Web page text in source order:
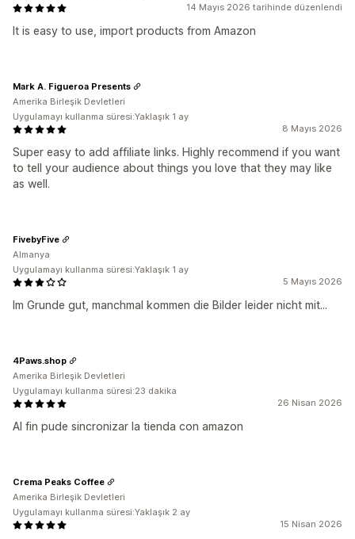
14 Mayıs 2026 tarihinde düzenlendi
It is easy to use, import products from Amazon
8 Mayıs 2026
Super easy to add affiliate links. Highly recommend if you want
to tell your audience about things you love that they may like
as well.
Mark A. Figueroa Presents
Amerika Birleşik Devletleri
Uygulamayı kullanma süresi:Yaklaşık 1 ay
5 Mayıs 2026
Im Grunde gut, manchmal kommen die Bilder leider nicht mit...
FivebyFive
Almanya
Uygulamayı kullanma süresi:Yaklaşık 1 ay
26 Nisan 2026
Al fin pude sincronizar la tienda con amazon
4Paws.shop
Amerika Birleşik Devletleri
Uygulamayı kullanma süresi:23 dakika
15 Nisan 2026
Crema Peaks Coffee
Amerika Birleşik Devletleri
Uygulamayı kullanma süresi:Yaklaşık 2 ay